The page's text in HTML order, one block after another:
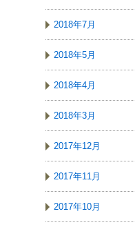
2018年7月
2018年5月
2018年4月
2018年3月
2017年12月
2017年11月
2017年10月